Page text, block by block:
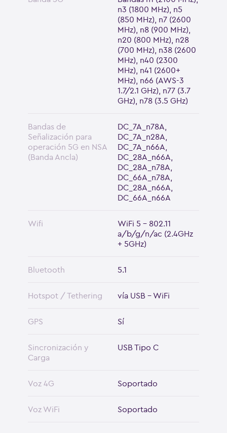
n3 (1800 MHz), n5
(850 MHz), n7 (2600
MHz), n8 (900 MHz),
n20 (800 MHz), n28
(700 MHz), n38 (2600
MHz), n40 (2300
MHz), n41 (2600+
MHz), n66 (AWS-3
1.7/2.1 GHz), n77 (3.7
GHz), n78 (3.5 GHz)
Bandas de
Señalización para
operación 5G en NSA
(Banda Ancla)
DC_7A_n78A,
DC_7A_n28A,
DC_7A_n66A,
DC_28A_n66A,
DC_28A_n78A,
DC_66A_n78A,
DC_28A_n66A,
DC_66A_n66A
Wifi
WiFi 5 - 802.11
a/b/g/n/ac (2.4GHz
+ 5GHz)
Bluetooth 5.1
Hotspot / Tethering vía USB - WiFi
GPS Sí
Sincronización y
Carga
USB Tipo C
Voz 4G Soportado
Voz WiFi Soportado